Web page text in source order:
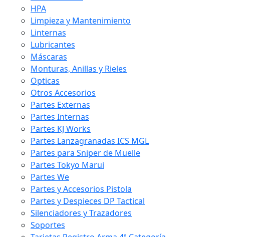
HPA
Limpieza y Mantenimiento
Linternas
Lubricantes
Máscaras
Monturas, Anillas y Rieles
Opticas
Otros Accesorios
Partes Externas
Partes Internas
Partes KJ Works
Partes Lanzagranadas ICS MGL
Partes para Sniper de Muelle
Partes Tokyo Marui
Partes We
Partes y Accesorios Pistola
Partes y Despieces DP Tactical
Silenciadores y Trazadores
Soportes